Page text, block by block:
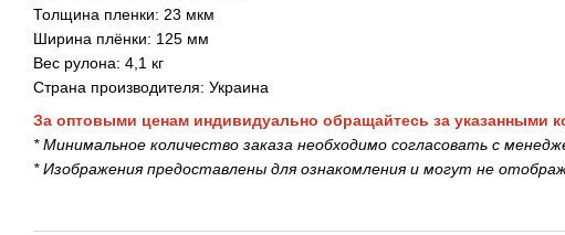
Толщина пленки: 23 мкм
Ширина плёнки: 125 мм
Вес рулона: 4,1 кг
Страна производителя: Украина
За оптовыми ценам индивидуально обращайтесь за указанными
* Минимальное количество заказа необходимо согласовать с
* Изображения предоставлены для ознакомления и могут не